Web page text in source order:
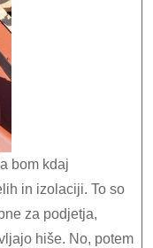
in izolaciji. To so
za podjetja,
hiše. No, potem